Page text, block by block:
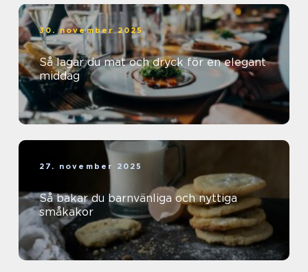
30. november 2025
Så lagar du mat och dryck för en elegant
middag
27. november 2025
Så bakar du barnvänliga och nyttiga
småkakor